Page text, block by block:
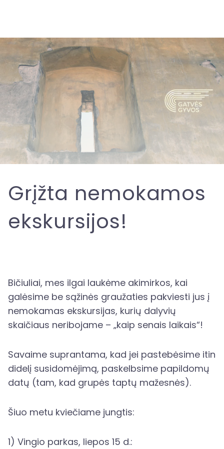
Grįžta nemokamos
ekskursijos!
Bičiuliai, mes ilgai laukėme akimirkos, kai
galėsime be sąžinės graužaties pakviesti jus į
nemokamas ekskursijas, kurių dalyvių
skaičiaus neribojame – „kaip senais laikais“!
Savaime suprantama, kad jei pastebėsime itin
didelį susidomėjimą, paskelbsime papildomų
datų (tam, kad grupės taptų mažesnės).
Šiuo metu kviečiame jungtis:
1) Vingio parkas, liepos 15 d.: